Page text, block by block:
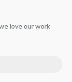
love our work